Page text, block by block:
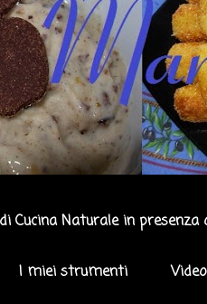
Cucina Naturale in presenza
I miei strumenti